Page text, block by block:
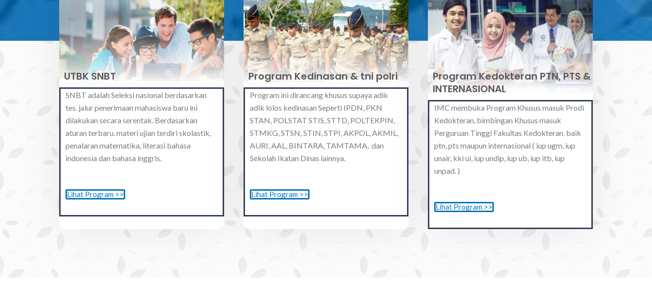
UTBK SNBT
SNBT adalah Seleksi nasional berdasarkan
tes. jalur penerimaan mahasiswa baru ini
dilakukan secara serentak. Berdasarkan
aturan terbaru. materi ujian terdiri skolastik,
penalaran matematika, literasi bahasa
indonesia dan bahasa inggris.
Lihat Program >>
Program Kedinasan & tni polri
Program ini dirancang khusus supaya adik
adik lolos kedinasan Seperti IPDN, PKN
STAN, POLSTAT STIS, STTD, POLTEKPIN,
STMKG, STSN, STIN, STPI, AKPOL, AKMIL,
AURI, AAL, BINTARA, TAMTAMA, dan
Sekolah Ikatan Dinas lainnya.
Lihat Program >>
Program Kedokteran PTN, PTS &
INTERNASIONAL
IMC membuka Program Khusus masuk Prodi
Kedokteran, bimbingan Khusus masuk
Perguruan Tinggi Fakultas Kedokteran. baik
ptn, pts maupun internasional ( iup ugm, iup
unair, kki ui, iup undip, iup ub, iup itb, iup
unpad. )
Lihat Program >>